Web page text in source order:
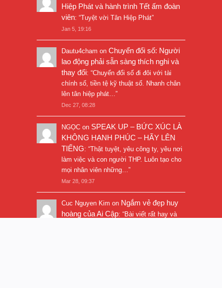
Hiệp Phát và hành trình Tết ấm đoàn
viên: “Tuyệt vời Tân Hiệp Phát”
Jan 5, 19:16
Dautu4cham on Chuyển đổi số: Người
lao động phải sẵn sàng thích nghi và
thay đổi: “Chuyển đổi số đi đôi với tài
chính số, tiền tệ kỹ thuật số. Nhanh chân
lên tân hiệp phát… ”
Dec 27, 08:28
NGỌC on SPEAK UP – BỨC XÚC LÀ
KHÔNG HẠNH PHÚC – HÃY LÊN
TIẾNG: “Thật tuyệt, yêu công ty, yêu nơi
làm việc và con người THP. Luôn tạo cho
mọi nhân viên những… ”
Mar 28, 09:37
Cuc Nguyen Kim on Ngắm vẻ đẹp huy
hoàng của Ai Cập: “Bài viết rất hay và